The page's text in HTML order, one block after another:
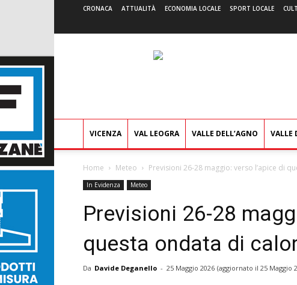
CRONACA ATTUALITÀ ECONOMIA LOCALE SPORT LOCALE
VICENZA VAL LEOGRA VALLE DELL’AGNO VALLE
Home Meteo Previsioni 26-28 maggio: verso l’apice di
In Evidenza Meteo
Previsioni 26-28
questa ondata di
Da Davide Deganello - 25 Maggio 2026 (aggiornato il 25 Maggio